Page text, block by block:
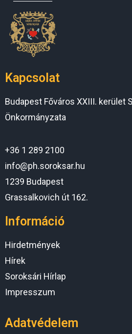
Kapcsolat
Budapest Főváros XXIII. kerület
Önkormányzata
+36 1 289 2100
info@ph.soroksar.hu
1239 Budapest
Grassalkovich út 162.
Információ
Hirdetmények
Hírek
Soroksári Hírlap
Impresszum
Adatvédelem